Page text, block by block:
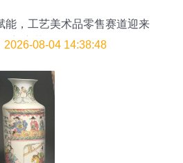
能，工艺美术品零售赛道迎来
新变革
2026-08-04 14:38:48